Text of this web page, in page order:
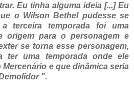
Eu tinha alguma ideia [...] Eu
o Wilson Bethel pudesse se
terceira temporada foi uma
origem para o personagem e
se torna esse personagem,
ter uma temporada onde ele
e que dinâmica seria
".